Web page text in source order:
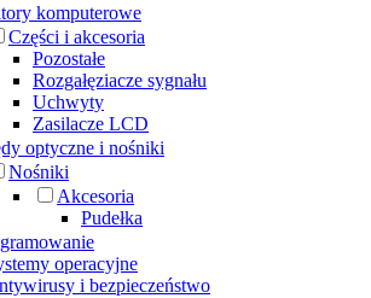
komputerowe
Części i akcesoria
Pozostałe
Rozgałęziacze sygnału
Uchwyty
Zasilacze LCD
optyczne i nośniki
Nośniki
Akcesoria
Pudełka
operacyjne
i bezpieczeństwo